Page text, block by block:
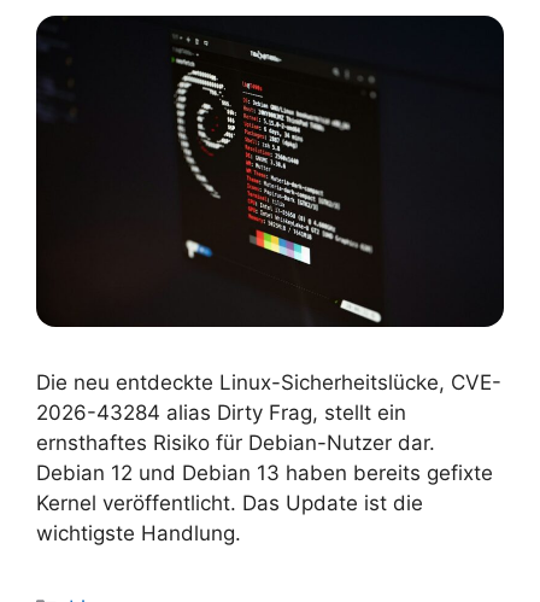
Die neu entdeckte Linux-Sicherheitslücke, CVE-
2026-43284 alias Dirty Frag, stellt ein
ernsthaftes Risiko für Debian-Nutzer dar.
Debian 12 und Debian 13 haben bereits gefixte
Kernel veröffentlicht. Das Update ist die
wichtigste Handlung.